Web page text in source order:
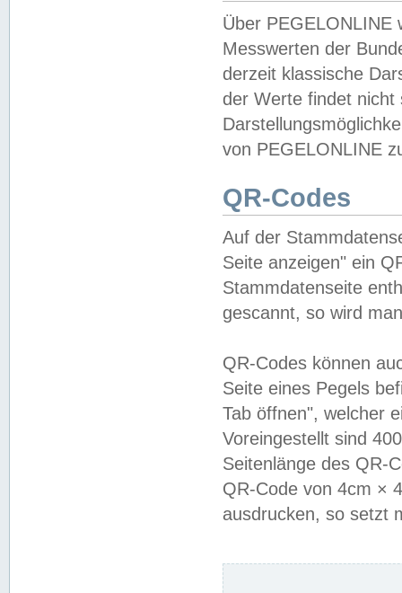
Über PEGELONLINE
Messwerten der
derzeit klassische
der Werte findet
von PEGELONLINE
QR-Codes
Auf der
Seite anzeigen" ein
Stammdatenseite
gescannt, so wird
QR-Codes können
Seite eines Pegels
Tab öffnen", welcher
Voreingestellt sind
Seitenlänge des QR-
QR-Code von 4cm ×
ausdrucken, so setzt